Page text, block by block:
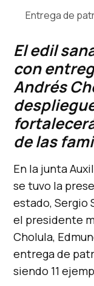
Entrega de
El edil
con
Andrés
de las
En la junta
se tuvo la
estado, Sergio
el presidente
Cholula,
entrega de
siendo 11